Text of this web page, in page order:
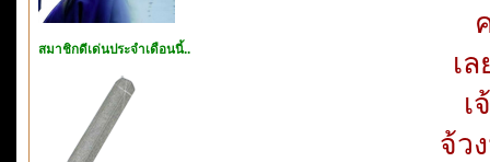
สมาชิกดีเด่นประจำเดือนนี้..
เ
เ
จ้ว